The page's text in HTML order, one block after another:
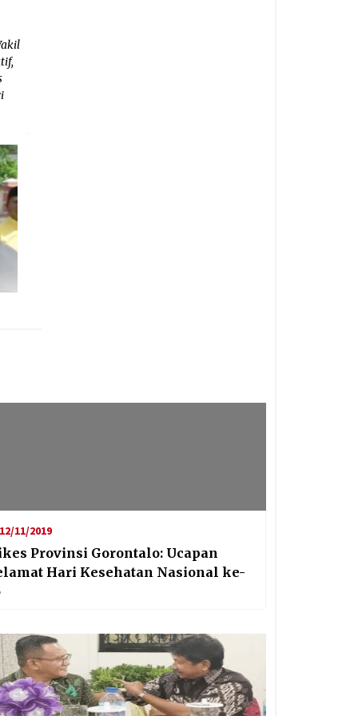
11/2019
Provinsi Gorontalo: Ucapan
Hari Kesehatan Nasional ke-